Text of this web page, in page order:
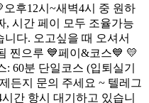
후12시~새벽4시 중 원하
, 시간 페이 모두 조율가능
다. 오고싶을 때 오셔서
찐으루 💙페이&코스💙 💛
60분 단일코스 (입퇴실기
든지 문의 주세요 ~ 텔레그
간 항시 대기하고 있습니